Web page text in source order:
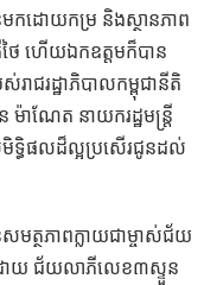
កដោយកម្រ និងស្ថានភាព
ថៃ ហើយឯកឧត្តមក៏បាន
ាជរដ្ឋាភិបាលកម្ពុជានីតិ
ាណែត នាយករដ្ឋមន្ត្រី
មិទ្ធិផលដ៏ល្អប្រសើរជូនដល់
ត្ថភាពក្លាយជាម្ចាស់ជ័យ
ោយ ជ័យលាភីលេខ៣ស្ទួន